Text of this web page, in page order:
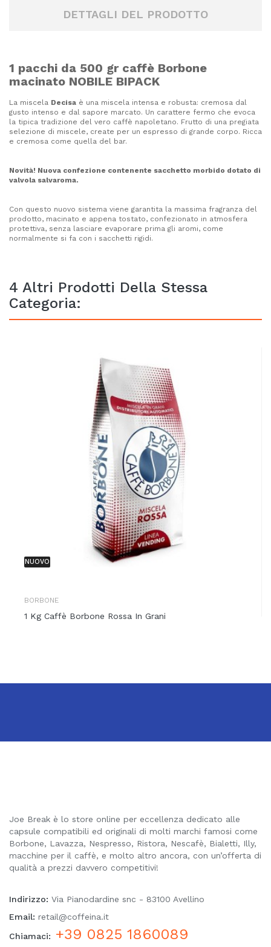
DETTAGLI DEL PRODOTTO
1 pacchi da 500 gr caffè Borbone
macinato NOBILE BIPACK
La miscela Decisa è una miscela intensa e robusta: cremosa dal
gusto intenso e dal sapore marcato. Un carattere fermo che evoca
la tipica tradizione del vero caffè napoletano. Frutto di una pregiata
selezione di miscele, create per un espresso di grande corpo. Ricca
e cremosa come quella del bar.
Novità! Nuova confezione contenente sacchetto morbido dotato di
valvola salvaroma.
Con questo nuovo sistema viene garantita la massima fragranza del
prodotto, macinato e appena tostato, confezionato in atmosfera
protettiva, senza lasciare evaporare prima gli aromi, come
normalmente si fa con i sacchetti rigidi.
4 Altri Prodotti Della Stessa
Categoria:
NUOVO
BORBONE
1 Kg Caffè Borbone Rossa In Grani
Joe Break è lo store online per eccellenza dedicato alle
capsule compatibili ed originali di molti marchi famosi come
Borbone, Lavazza, Nespresso, Ristora, Nescafè, Bialetti, Illy,
macchine per il caffè, e molto altro ancora, con un’offerta di
qualità a prezzi davvero competitivi!
Indirizzo: Via Pianodardine snc - 83100 Avellino
Email: retail@coffeina.it
Chiamaci:
+39 0825 1860089